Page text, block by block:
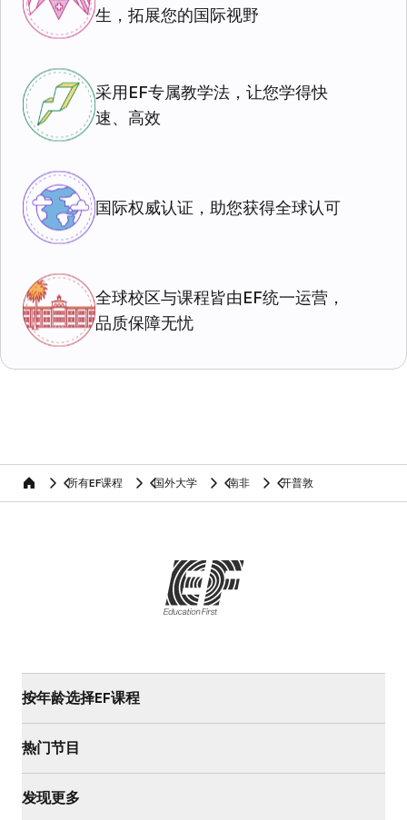
生，拓展您的国际视野
采用EF专属教学法，让您学得快
速、高效
国际权威认证，助您获得全球认可
全球校区与课程皆由EF统一运营，
品质保障无忧
home 所有EF课程 国外大学 南非 开普敦
按年龄选择EF课程
热门节目
发现更多